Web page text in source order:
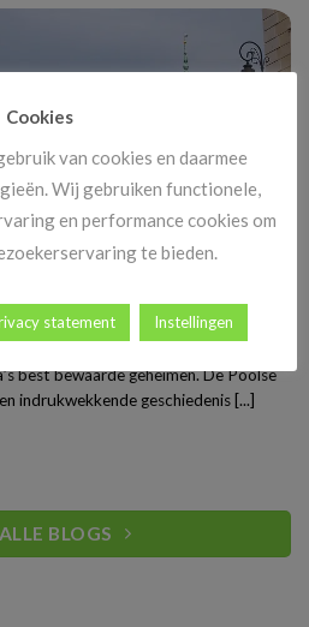
de verrassende charme van
hoofdstad
best bewaarde geheimen. De Poolse
indrukwekkende geschiedenis [...]
BLOGS
Cookies
van cookies en daarmee
Wij gebruiken functionele,
en performance cookies om
te bieden.
statement Instellingen